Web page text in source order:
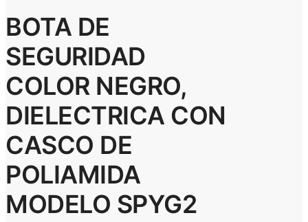
BOTA DE
SEGURIDAD
COLOR NEGRO,
DIELECTRICA CON
CASCO DE
POLIAMIDA
MODELO SPYG2